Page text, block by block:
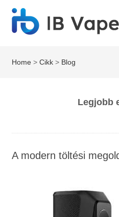
Home >Cikk > Blog
Legjobb
A modern töltési